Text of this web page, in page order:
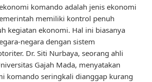
komando adalah jenis ekonomi
memiliki kontrol penuh
kegiatan ekonomi. Hal ini biasanya
negara dengan sistem
Dr. Siti Nurbaya, seorang ahli
Gajah Mada, menyatakan
komando seringkali dianggap kurang